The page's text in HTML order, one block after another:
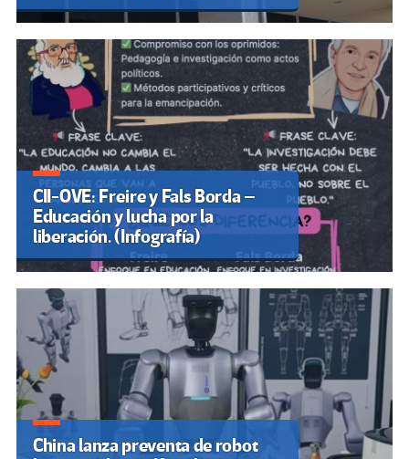
CII-OVE: Freire y Fals Borda –
Educación y lucha por la
liberación. (Infografía)
China lanza preventa de robot